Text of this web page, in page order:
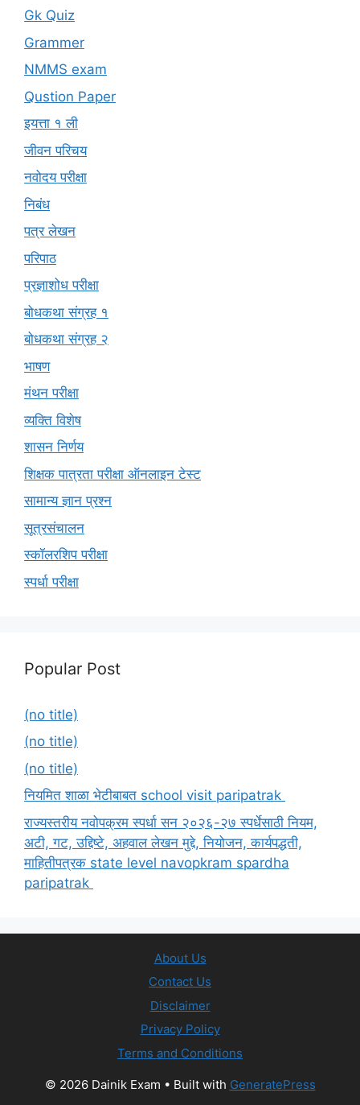
Gk Quiz
Grammer
NMMS exam
Qustion Paper
इयत्ता १ ली
जीवन परिचय
नवोदय परीक्षा
निबंध
पत्र लेखन
परिपाठ
प्रज्ञाशोध परीक्षा
बोधकथा संग्रह १
बोधकथा संग्रह २
भाषण
मंथन परीक्षा
व्यक्ति विशेष
शासन निर्णय
शिक्षक पात्रता परीक्षा ऑनलाइन टेस्ट
सामान्य ज्ञान प्रश्न
सूत्रसंचालन
स्कॉलरशिप परीक्षा
स्पर्धा परीक्षा
Popular Post
(no title)
(no title)
(no title)
नियमित शाळा भेटीबाबत school visit paripatrak
राज्यस्तरीय नवोपक्रम स्पर्धा सन २०२६-२७ स्पर्धेसाठी नियम,
अटी, गट, उद्दिष्टे, अहवाल लेखन मुद्दे, नियोजन, कार्यपद्धती,
माहितीपत्रक state level navopkram spardha
paripatrak
About Us
Contact Us
Disclaimer
Privacy Policy
Terms and Conditions
© 2026 Dainik Exam • Built with GeneratePress